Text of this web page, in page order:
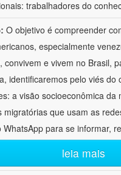
trabalhadores do
O objetivo é compreender
especialmente
convivem e vivem no Brasil,
identificaremos pelo viés do
a visão socioeconômica da
migratórias que usam as
WhatsApp para se informar,
leia mais